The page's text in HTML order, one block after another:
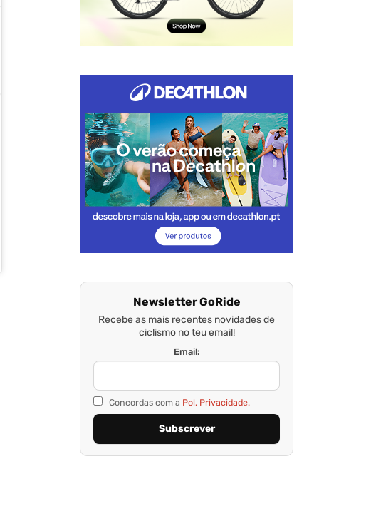
Newsletter GoRide
Recebe as mais recentes novidades de
ciclismo no teu email!
Email:
Concordas com a Pol. Privacidade.